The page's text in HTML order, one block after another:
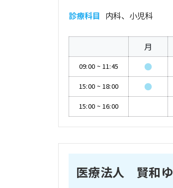
診療科目 内科、小児科
月
09:00 ~ 11:45 ●
15:00 ~ 18:00 ●
15:00 ~ 16:00
医療法人 賢和